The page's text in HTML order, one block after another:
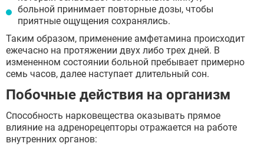
больной принимает повторные дозы, чтобы
приятные ощущения сохранялись.
Таким образом, применение амфетамина происходит
ежечасно на протяжении двух либо трех дней. В
измененном состоянии больной пребывает примерно
семь часов, далее наступает длительный сон.
Побочные действия на организм
Способность нарковещества оказывать прямое
влияние на адренорецепторы отражается на работе
внутренних органов: